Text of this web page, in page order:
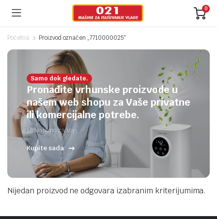
0
Početna Proizvod označen „7710000025“
Samo dok gledate.
Pronađite vrhunske proizvode u
našem web shopu za Vaše privatne
ili komercijalne potrebe.
Izdvajamo za Vas.
Kupite sada
Nijedan proizvod ne odgovara izabranim kriterijumima.